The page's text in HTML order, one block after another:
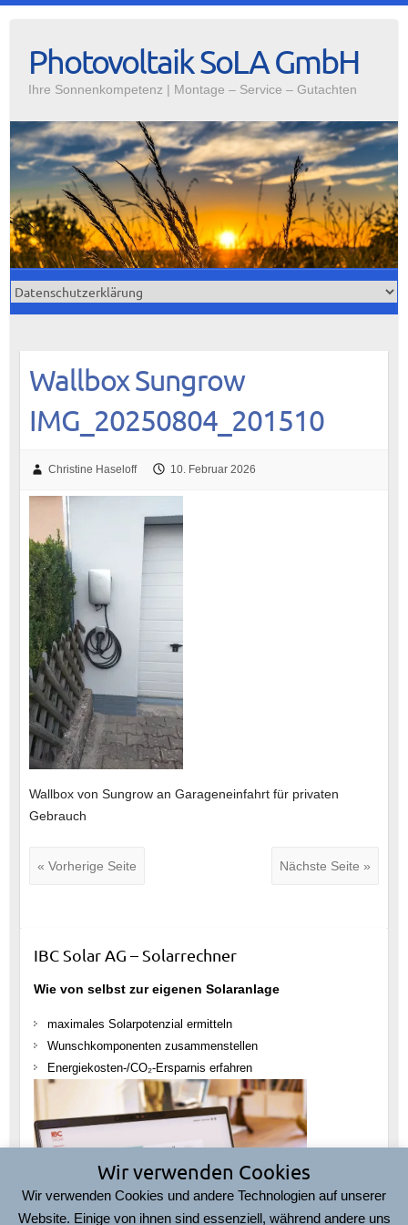
Photovoltaik SoLA GmbH
Ihre Sonnenkompetenz | Montage – Service – Gutachten
Wallbox Sungrow
IMG_20250804_201510
Christine Haseloff 10. Februar 2026
Wallbox von Sungrow an Garageneinfahrt für privaten
Gebrauch
« Vorherige Seite Nächste Seite »
IBC Solar AG – Solarrechner
Wie von selbst zur eigenen Solaranlage
maximales Solarpotenzial ermitteln
Wunschkomponenten zusammenstellen
Energiekosten-/CO₂-Ersparnis erfahren
Wir verwenden Cookies
Wir verwenden Cookies und andere Technologien auf unserer
Website. Einige von ihnen sind essenziell, während andere uns